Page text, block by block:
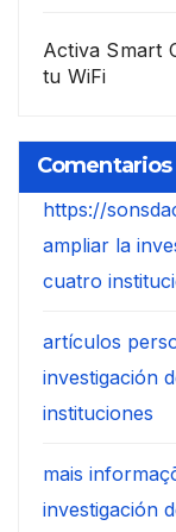
Activa Smart
tu WiFi
https://
ampliar la
cuatro
artículos
investigación
instituciones
mais
investigación